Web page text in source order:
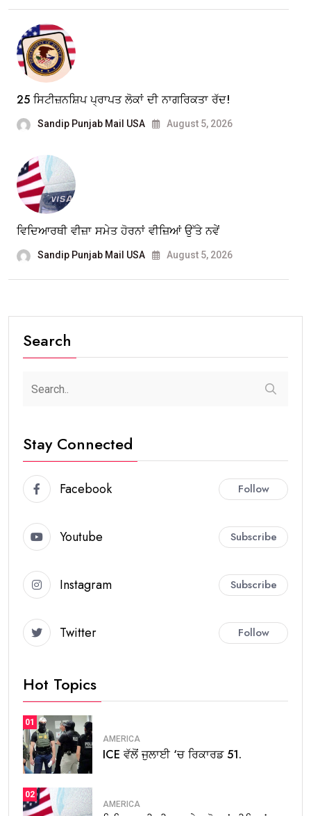
25 ਸਿਟੀਜ਼ਨਸ਼ਿਪ ਪ੍ਰਾਪਤ ਲੋਕਾਂ ਦੀ ਨਾਗਰਿਕਤਾ ਰੱਦ!
Sandip Punjab Mail USA August 5, 2026
ਵਿਦਿਆਰਥੀ ਵੀਜ਼ਾ ਸਮੇਤ ਹੋਰਨਾਂ ਵੀਜ਼ਿਆਂ ਉੱਤੇ ਨਵੇਂ
Sandip Punjab Mail USA August 5, 2026
Search
Stay Connected
Facebook Follow
Youtube Subscribe
Instagram Subscribe
Twitter Follow
Hot Topics
01
AMERICA
ICE ਵੱਲੋਂ ਜੁਲਾਈ ‘ਚ ਰਿਕਾਰਡ 51.
02
AMERICA